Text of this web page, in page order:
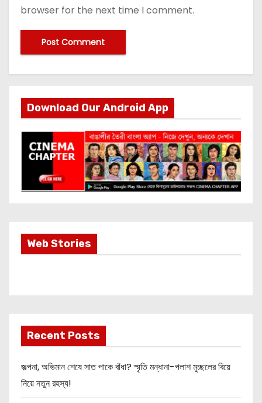
browser for the next time I comment.
Download Our Android App
Web StoriesMost Important
Info about
Recent Posts
জল্পনা, অভিমান শেষে সাত পাকে বাঁধা? স্মৃতি মন্ধানা-পলাশ মুচ্ছলের বিয়ে
নিয়ে নতুন রহস্য!